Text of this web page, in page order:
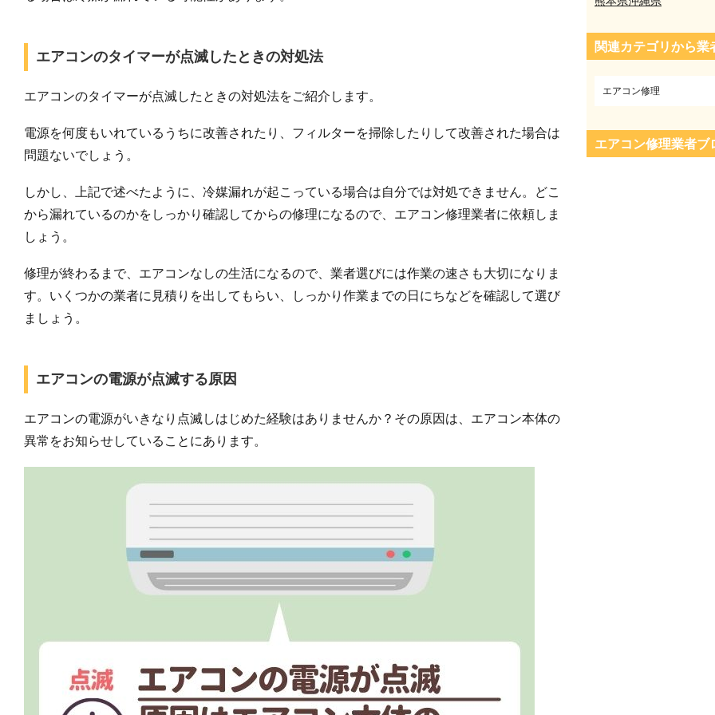
エアコンのタイマーが点滅したときの対処法
エアコンのタイマーが点滅したときの対処法をご紹介します。
電源を何度もいれているうちに改善されたり、フィルターを掃除したりして改善された場合は
問題ないでしょう。
しかし、上記で述べたように、冷媒漏れが起こっている場合は自分では対処できません。どこ
から漏れているのかをしっかり確認してからの修理になるので、エアコン修理業者に依頼しま
しょう。
修理が終わるまで、エアコンなしの生活になるので、業者選びには作業の速さも大切になりま
す。いくつかの業者に見積りを出してもらい、しっかり作業までの日にちなどを確認して選び
ましょう。
エアコンの電源が点滅する原因
エアコンの電源がいきなり点滅しはじめた経験はありませんか？その原因は、エアコン本体の
異常をお知らせしていることにあります。
関連カテゴリから業
エアコン修理
エアコン修理業者ブ